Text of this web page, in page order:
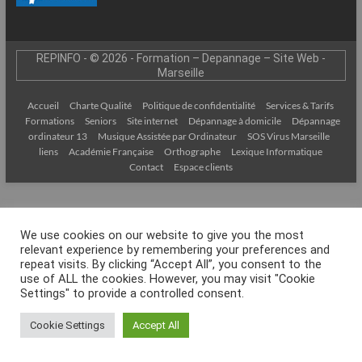
l’Informatique
Expliquée
Simplement
REPINFO - © 2026 - Formation – Depannage – Site Web -
Marseille
Accueil Charte Qualité Politique de confidentialité
Services & Tarifs
Formations
Seniors Site internet Dépannage à domicile
Dépannage
ordinateur 13
Musique Assistée par Ordinateur
SOS Virus Marseille
liens
Académie Française Orthographe
Lexique Informatique
Contact
Espace clients
We use cookies on our website to give you the most
relevant experience by remembering your preferences and
repeat visits. By clicking “Accept All”, you consent to the
use of ALL the cookies. However, you may visit "Cookie
Settings" to provide a controlled consent.
Cookie Settings Accept All